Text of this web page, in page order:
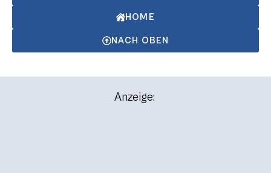
HOME
NACH OBEN
Anzeige: